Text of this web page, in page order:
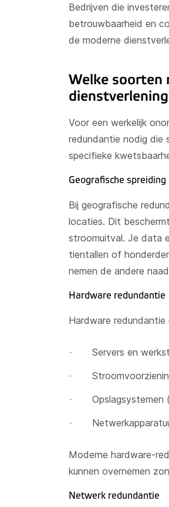
Bedrijven die
betrouwbaarheid en
de moderne
Welke soorten
Voor een werkelijk
redundantie nodig die
specifieke
Geografische spreiding
Bij geografische
locaties. Dit
stroomuitval. Je data
tientallen of
nemen de andere
Hardware redundantie
Hardware
Servers en
Opslagsystemen
Moderne hardware-
kunnen overnemen
Netwerk redundantie